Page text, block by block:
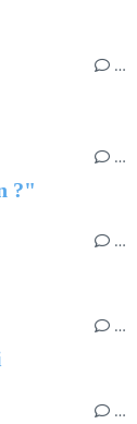
…
…
?"
…
…
…